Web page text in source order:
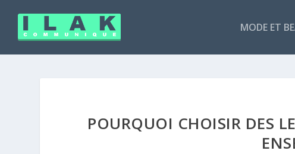
MODE ET
POURQUOI CHOISIR DES